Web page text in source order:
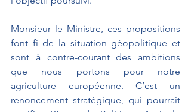
Monsieur le Ministre, ces propositions
font fi de la situation géopolitique et
sont à contre-courant des ambitions
que nous portons pour notre
agriculture européenne. C’est un
renoncement stratégique, qui pourrait